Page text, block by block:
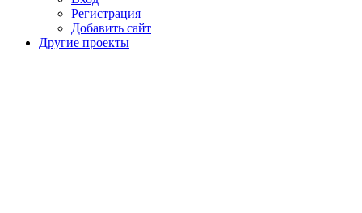
Регистрация
Добавить сайт
Другие проекты